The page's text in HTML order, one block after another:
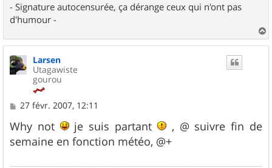
- Signature autocensurée, ça dérange ceux qui n'ont pas
d'humour -
a
Larsen
Utagawiste
gourou
M
s
s
a
27 févr. 2007, 12:11
Why not je suis partant
, @ suivre fin de
semaine en fonction météo, @+